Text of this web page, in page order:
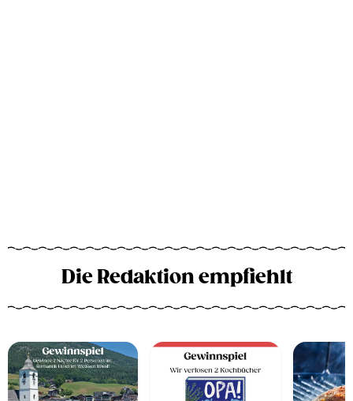
Die Redaktion empfiehlt